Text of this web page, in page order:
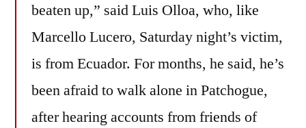
beaten up,” said Luis Olloa, who, like
Marcello Lucero, Saturday night’s victim,
is from Ecuador. For months, he said, he’s
been afraid to walk alone in Patchogue,
after hearing accounts from friends of